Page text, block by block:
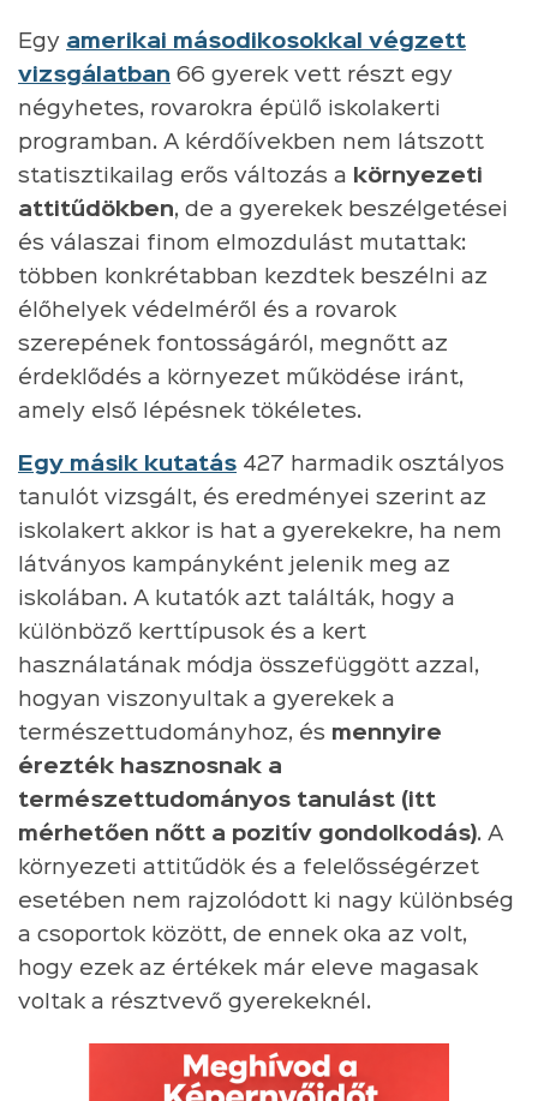
Egy amerikai másodikosokkal végzett
vizsgálatban 66 gyerek vett részt egy
négyhetes, rovarokra épülő iskolakerti
programban. A kérdőívekben nem látszott
statisztikailag erős változás a
környezeti
attitűdökben, de a gyerekek beszélgetései
és válaszai finom elmozdulást mutattak:
többen konkrétabban kezdtek beszélni az
élőhelyek védelméről és a rovarok
szerepének fontosságáról, megnőtt az
érdeklődés a környezet működése iránt,
amely első lépésnek tökéletes.
Egy másik kutatás 427 harmadik osztályos
tanulót vizsgált, és eredményei szerint az
iskolakert akkor is hat a gyerekekre, ha nem
látványos kampányként jelenik meg az
iskolában. A kutatók azt találták, hogy a
különböző kerttípusok és a kert
használatának módja összefüggött azzal,
hogyan viszonyultak a gyerekek a
természettudományhoz, és mennyire
érezték hasznosnak a
természettudományos tanulást (itt
mérhetően nőtt a pozitív gondolkodás). A
környezeti attitűdök és a felelősségérzet
esetében nem rajzolódott ki nagy különbség
a csoportok között, de ennek oka az volt,
hogy ezek az értékek már eleve magasak
voltak a résztvevő gyerekeknél.